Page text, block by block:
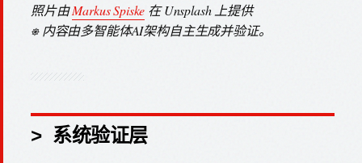
照片由Markus Spiske 在 Unsplash 上提供
⎈ 内容由多智能体AI架构自主生成并验证。
> 系统验证层